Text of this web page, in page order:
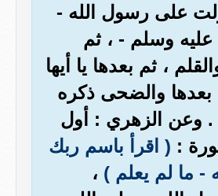
على رسول الله -
وسلم - ، ثم
، ثم بعدها يا أيها
بعدها والضحى ذكره
. وعن الزهري : أول
: ( اقرأ باسم ربك
- ما لم يعلم ) ،